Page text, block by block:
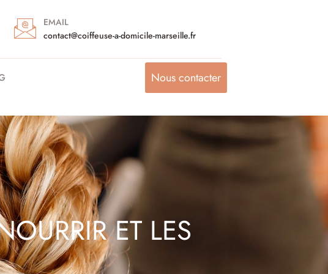
EMAIL
contact@coiffeuse-a-domicile-marseille.fr
Nous contacter
ET LES